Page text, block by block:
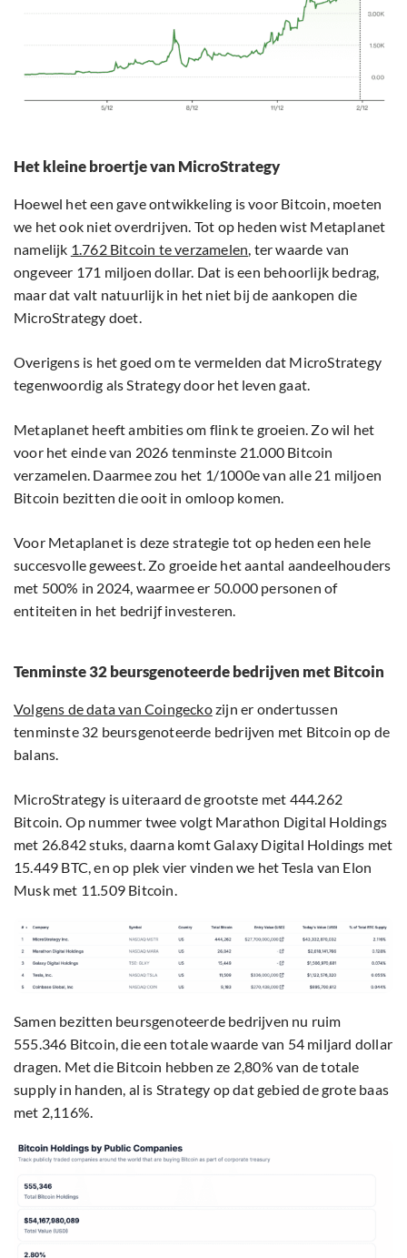
Het kleine broertje van MicroStrategy
Hoewel het een gave ontwikkeling is voor Bitcoin, moeten
we het ook niet overdrijven. Tot op heden wist Metaplanet
namelijk 1.762 Bitcoin te verzamelen, ter waarde van
ongeveer 171 miljoen dollar. Dat is een behoorlijk bedrag,
maar dat valt natuurlijk in het niet bij de aankopen die
MicroStrategy doet.
Overigens is het goed om te vermelden dat MicroStrategy
tegenwoordig als Strategy door het leven gaat.
Metaplanet heeft ambities om flink te groeien. Zo wil het
voor het einde van 2026 tenminste 21.000 Bitcoin
verzamelen. Daarmee zou het 1/1000e van alle 21 miljoen
Bitcoin bezitten die ooit in omloop komen.
Voor Metaplanet is deze strategie tot op heden een hele
succesvolle geweest. Zo groeide het aantal aandeelhouders
met 500% in 2024, waarmee er 50.000 personen of
entiteiten in het bedrijf investeren.
Tenminste 32 beursgenoteerde bedrijven met Bitcoin
Volgens de data van Coingeckozijn er ondertussen
tenminste 32 beursgenoteerde bedrijven met Bitcoin op de
balans.
MicroStrategy is uiteraard de grootste met 444.262
Bitcoin. Op nummer twee volgt Marathon Digital Holdings
met 26.842 stuks, daarna komt Galaxy Digital Holdings met
15.449 BTC, en op plek vier vinden we het Tesla van Elon
Musk met 11.509 Bitcoin.
Samen bezitten beursgenoteerde bedrijven nu ruim
555.346 Bitcoin, die een totale waarde van 54 miljard dollar
dragen. Met die Bitcoin hebben ze 2,80% van de totale
supply in handen, al is Strategy op dat gebied de grote baas
met 2,116%.